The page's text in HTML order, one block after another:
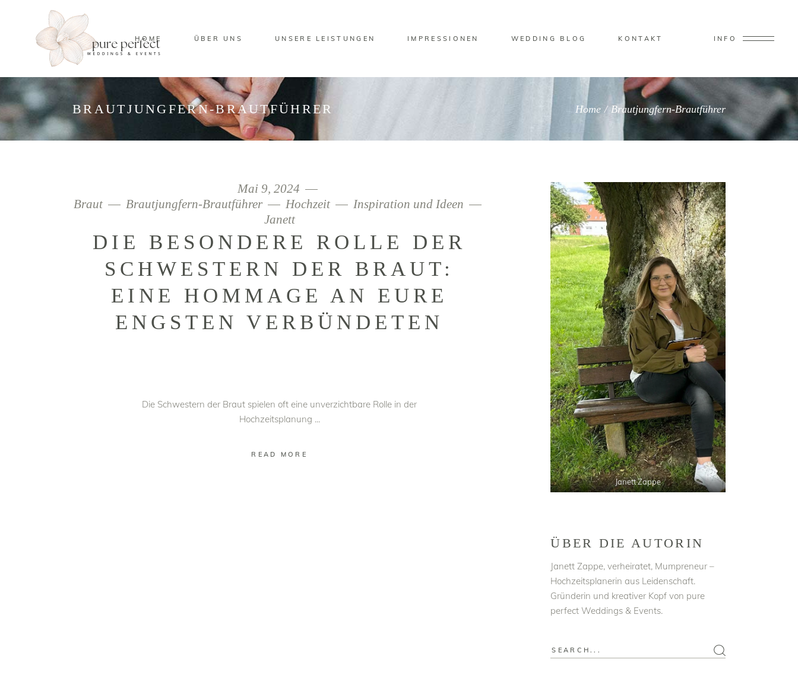
HOME ÜBER UNS UNSERE LEISTUNGEN IMPRESSIONEN WEDDING BLOG KONTAKT INFO
BRAUTJUNGFERN-BRAUTFÜHRER Home/Brautjungfern-Brautführer
Mai 9, 2024
Braut
Brautjungfern-Brautführer Hochzeit
Inspiration und Ideen
Janett
DIE BESONDERE ROLLE DER
SCHWESTERN DER BRAUT:
EINE HOMMAGE AN EURE
ENGSTEN VERBÜNDETEN
Die Schwestern der Braut spielen oft eine unverzichtbare Rolle in der
Hochzeitsplanung
READ MORE
Janett Zappe
ÜBER DIE AUTORIN
Janett Zappe, verheiratet, Mumpreneur –
Hochzeitsplanerin aus Leidenschaft.
Gründerin und kreativer Kopf von pure
perfect Weddings & Events.
Search